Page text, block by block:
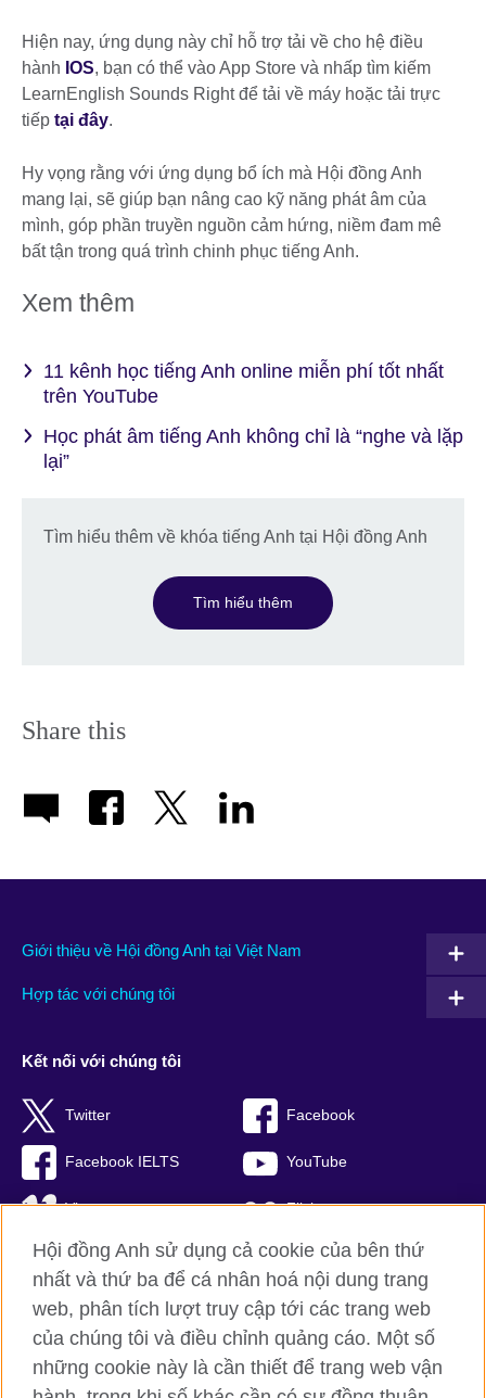
Hiện nay, ứng dụng này chỉ hỗ trợ tải về cho hệ điều
hành IOS, bạn có thể vào App Store và nhấp tìm kiếm
LearnEnglish Sounds Right để tải về máy hoặc tải trực
tiếp tại đây.
Hy vọng rằng với ứng dụng bổ ích mà Hội đồng Anh
mang lại, sẽ giúp bạn nâng cao kỹ năng phát âm của
mình, góp phần truyền nguồn cảm hứng, niềm đam mê
bất tận trong quá trình chinh phục tiếng Anh.
Xem thêm
11 kênh học tiếng Anh online miễn phí tốt nhất
trên YouTube
Học phát âm tiếng Anh không chỉ là “nghe và lặp
lại”
Tìm hiểu thêm về khóa tiếng Anh tại Hội đồng Anh
Tìm hiểu thêm
Share this
Giới thiệu về Hội đồng Anh tại Việt Nam
Hợp tác với chúng tôi
Kết nối với chúng tôi
Twitter Facebook
Facebook IELTS YouTube
Vimeo Flickr
RSS TikTok
Hội đồng Anh toàn cầu
Hội đồng Anh sử dụng cả cookie của bên thứ
nhất và thứ ba để cá nhân hoá nội dung trang
web, phân tích lượt truy cập tới các trang web
của chúng tôi và điều chỉnh quảng cáo. Một số
những cookie này là cần thiết để trang web vận